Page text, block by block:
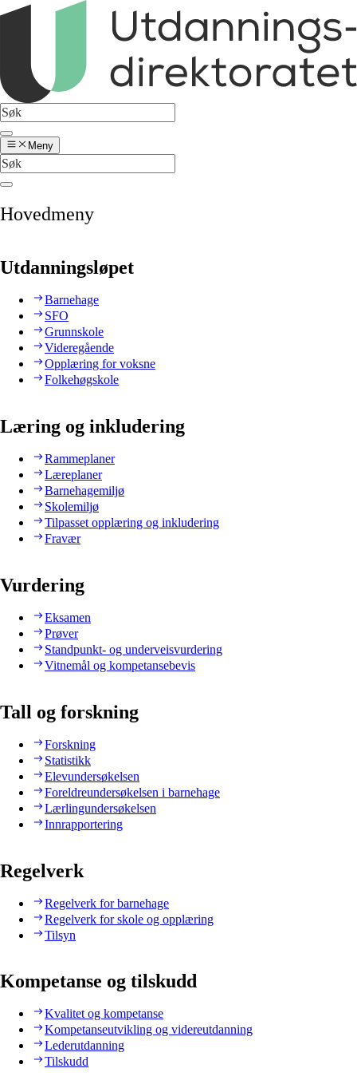
Meny
Hovedmeny
Utdanningsløpet
Barnehage
SFO
Grunnskole
Videregående
Opplæring for voksne
Folkehøgskole
Læring og inkludering
Rammeplaner
Læreplaner
Barnehagemiljø
Skolemiljø
Tilpasset opplæring og inkludering
Fravær
Vurdering
Eksamen
Prøver
Standpunkt- og underveisvurdering
Vitnemål og kompetansebevis
Tall og forskning
Forskning
Statistikk
Elevundersøkelsen
Foreldreundersøkelsen i barnehage
Lærlingundersøkelsen
Innrapportering
Regelverk
Regelverk for barnehage
Regelverk for skole og opplæring
Tilsyn
Kompetanse og tilskudd
Kvalitet og kompetanse
Kompetanseutvikling og videreutdanning
Lederutdanning
Tilskudd